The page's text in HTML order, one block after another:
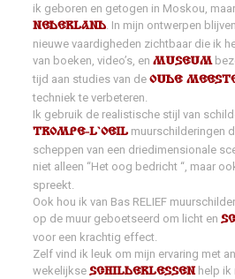
ik geboren en getogen in Moskou,
NEDERLAND . In mijn ontwerpen
nieuwe vaardigheden zichtbaar die ik
van boeken, video’s, enMUSEUM
tijd aan studies van deOUDE
techniek te verbeteren.
Ik gebruik de realistische stijl van
TROMPE-L`OEIL muurschilderingen
scheppen van een driedimensionale
niet alleen “Het oog bedricht “, maar
spreekt.
Ook hou ik van Bas RELIEF
op de muur geboetseerd om licht en
voor een krachtig effect.
Zelf vind ik leuk om mijn ervaring met
wekelijkse SCHILDERLESSENhelp ik